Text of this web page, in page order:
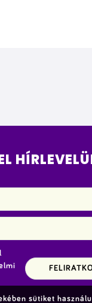
sütiket